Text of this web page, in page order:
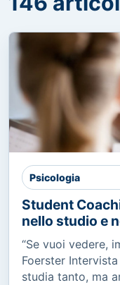
Psicologia
Student
nello studio e
“Se vuoi vedere,
Foerster Intervista
studia tanto, ma